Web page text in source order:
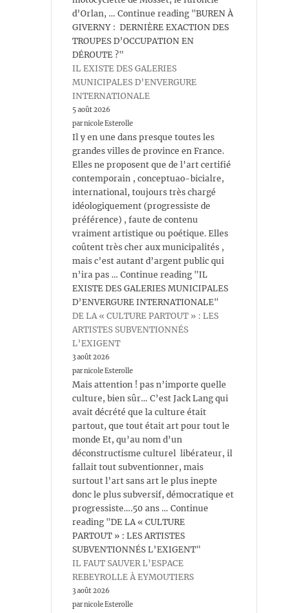
d’Orlan, … Continue reading "BUREN À
GIVERNY : DERNIÈRE EXACTION DES
TROUPES D’OCCUPATION EN
DÉROUTE ?"
IL EXISTE DES GALERIES
MUNICIPALES D’ENVERGURE
INTERNATIONALE
5 août 2026
par nicole Esterolle
Il y en une dans presque toutes les
grandes villes de province en France.
Elles ne proposent que de l’art certifié
contemporain , conceptuao-bicialre,
international, toujours très chargé
idéologiquement (progressiste de
préférence) , faute de contenu
vraiment artistique ou poétique. Elles
coûtent très cher aux municipalités ,
mais c’est autant d’argent public qui
n’ira pas … Continue reading "IL
EXISTE DES GALERIES MUNICIPALES
D’ENVERGURE INTERNATIONALE"
DE LA « CULTURE PARTOUT » : LES
ARTISTES SUBVENTIONNÉS
L’EXIGENT
3 août 2026
par nicole Esterolle
Mais attention ! pas n’importe quelle
culture, bien sûr… C’est Jack Lang qui
avait décrété que la culture était
partout, que tout était art pour tout le
monde Et, qu’au nom d’un
déconstructisme culturel libérateur, il
fallait tout subventionner, mais
surtout l’art sans art le plus inepte
donc le plus subversif, démocratique et
progressiste….50 ans … Continue
reading "DE LA « CULTURE
PARTOUT » : LES ARTISTES
SUBVENTIONNÉS L’EXIGENT"
IL FAUT SAUVER L’ESPACE
REBEYROLLE À EYMOUTIERS
3 août 2026
par nicole Esterolle